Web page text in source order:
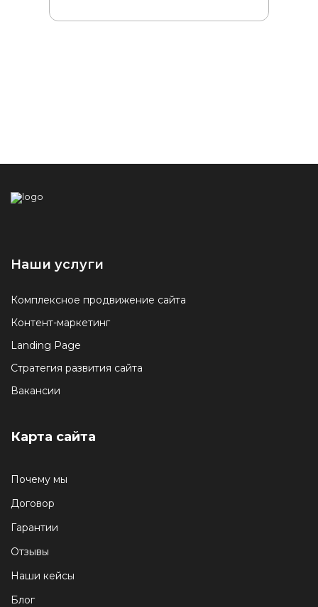
Наши услуги
Комплексное продвижение сайта
Контент-маркетинг
Landing Page
Стратегия развития сайта
Вакансии
Карта сайта
Почему мы
Договор
Гарантии
Отзывы
Наши кейсы
Блог